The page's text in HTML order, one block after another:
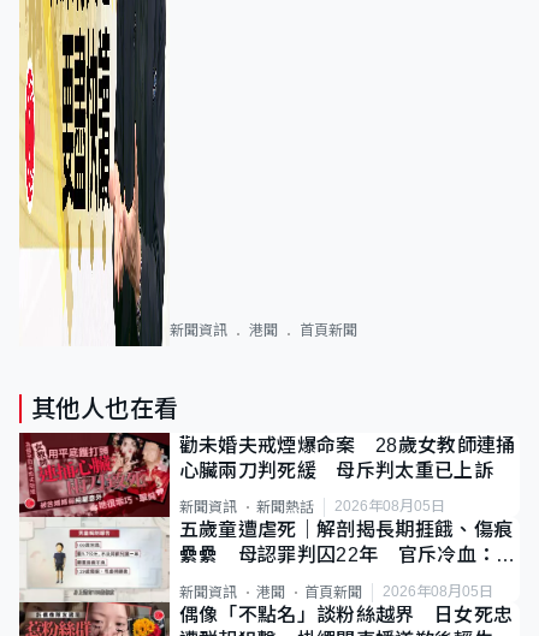
新聞資訊 港聞 首頁新聞
其他人也在看
勸未婚夫戒煙爆命案 28歲女教師連捅
心臟兩刀判死緩 母斥判太重已上訴
新聞資訊 新聞熱話 2026年08月05日
五歲童遭虐死｜解剖揭長期捱餓、傷痕
纍纍 母認罪判囚22年 官斥冷血：同
類案最惡劣
新聞資訊 港聞 首頁新聞 2026年08月05日
偶像「不點名」談粉絲越界 日女死忠